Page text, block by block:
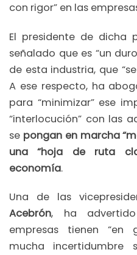
con rigor” en las
El presidente de dicha
señalado que es “un
de esta industria, que
A ese respecto, ha
para “minimizar” ese
“interlocución” con las
se pongan en marcha
una “hoja de ruta
economía.
Una de las
Acebrón, ha
empresas tienen “en
mucha incertidumbre